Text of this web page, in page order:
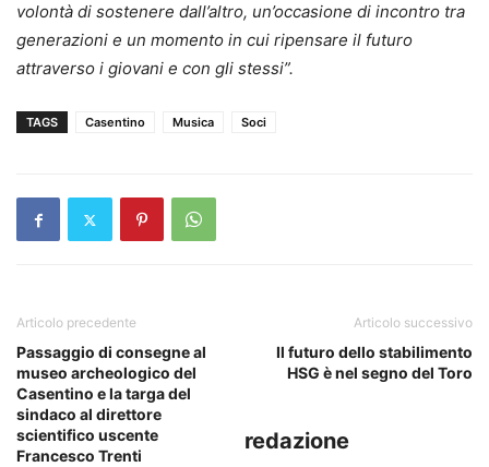
volontà di sostenere dall’altro, un’occasione di incontro tra
generazioni e un momento in cui ripensare il futuro
attraverso i giovani e con gli stessi”.
TAGS Casentino Musica Soci
Articolo precedente
Passaggio di consegne al
museo archeologico del
Casentino e la targa del
sindaco al direttore
scientifico uscente
Francesco Trenti
Articolo successivo
Il futuro dello stabilimento
HSG è nel segno del Toro
redazione